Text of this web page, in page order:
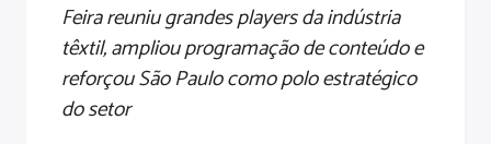
Feira reuniu grandes players da indústria
têxtil, ampliou programação de conteúdo e
reforçou São Paulo como polo estratégico
do setor